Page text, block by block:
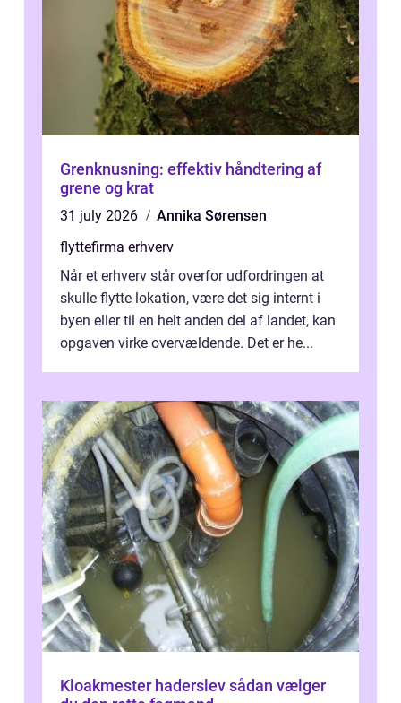
Grenknusning: effektiv håndtering af
grene og krat
31 july 2026
Annika Sørensen
flyttefirma erhverv
Når et erhverv står overfor udfordringen at
skulle flytte lokation, være det sig internt i
byen eller til en helt anden del af landet, kan
opgaven virke overvældende. Det er he...
Kloakmester haderslev sådan vælger